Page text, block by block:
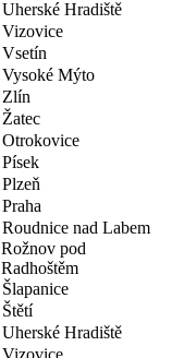
Uherské Hradiště
Vizovice
Vsetín
Vysoké Mýto
Zlín
Žatec
Otrokovice
Písek
Plzeň
Praha
Roudnice nad Labem
Rožnov pod
Radhoštěm
Šlapanice
Štětí
Uherské Hradiště
Vizovice